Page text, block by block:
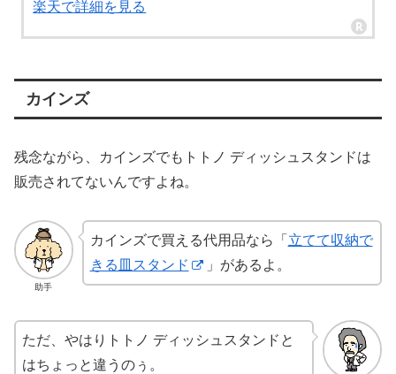
楽天で詳細を見る
カインズ
残念ながら、カインズでもトトノ ディッシュスタンドは
販売されてないんですよね。
助手
カインズで買える代用品なら「 立てて収納で
きる皿スタンド
」があるよ。
ただ、やはりトトノ ディッシュスタンドと
はちょっと違うのぅ。